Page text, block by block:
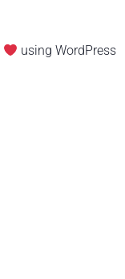
using WordPress